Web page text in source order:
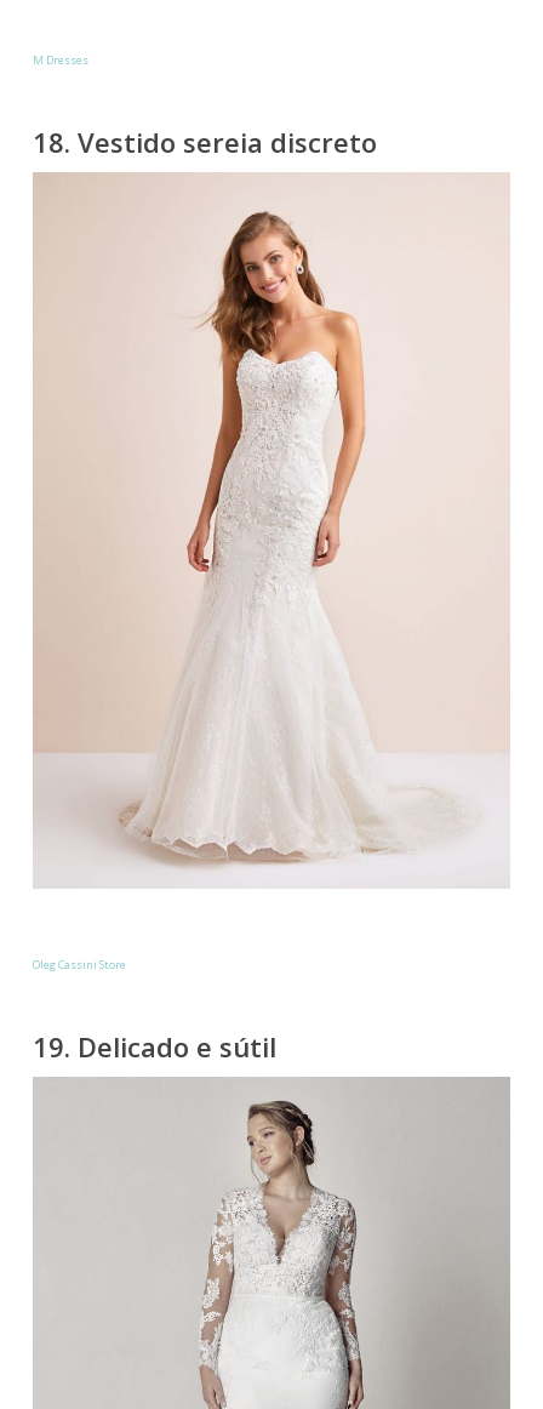
M Dresses
18. Vestido sereia discreto
Oleg Cassini Store
19. Delicado e sútil